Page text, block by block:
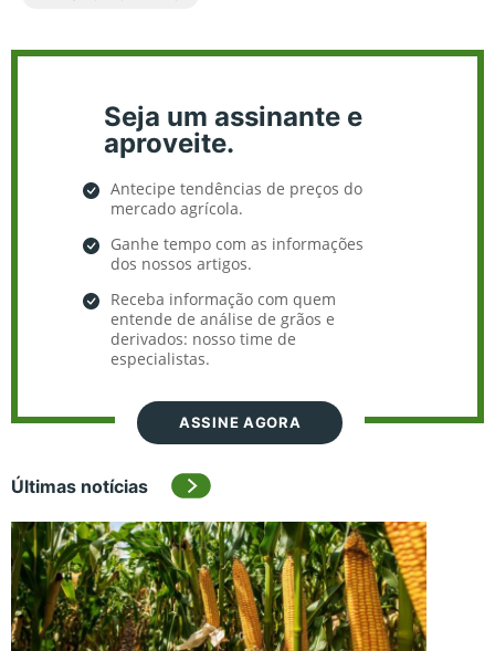
Seja um assinante e
aproveite.
Antecipe tendências de preços do
mercado agrícola.
Ganhe tempo com as informações
dos nossos artigos.
Receba informação com quem
entende de análise de grãos e
derivados: nosso time de
especialistas.
ASSINE AGORA
Últimas notícias